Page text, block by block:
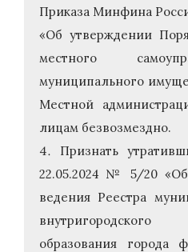
Приказа Минфина
«Об утверждении
местного
муниципального
Местной
лицам безвозмездно.
Признать
22.05.2024 № 5/20
ведения Реестра
образования города